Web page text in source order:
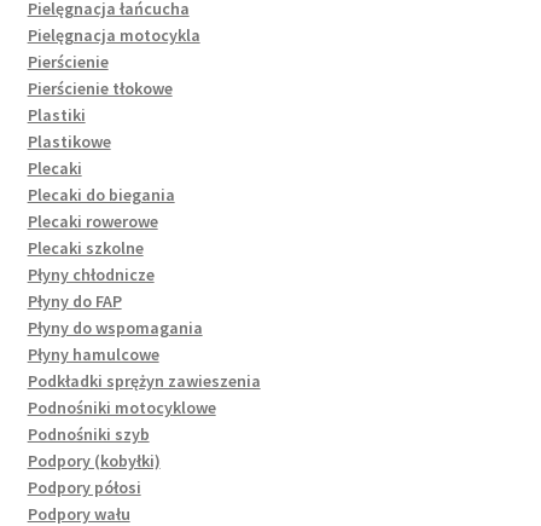
Pielęgnacja łańcucha
Pielęgnacja motocykla
Pierścienie
Pierścienie tłokowe
Plastiki
Plastikowe
Plecaki
Plecaki do biegania
Plecaki rowerowe
Plecaki szkolne
Płyny chłodnicze
Płyny do FAP
Płyny do wspomagania
Płyny hamulcowe
Podkładki sprężyn zawieszenia
Podnośniki motocyklowe
Podnośniki szyb
Podpory (kobyłki)
Podpory półosi
Podpory wału